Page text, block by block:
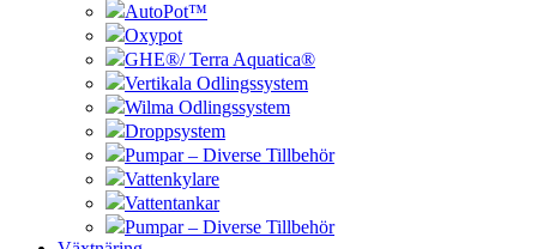
AutoPot™
Oxypot
GHE®/ Terra Aquatica®
Vertikala Odlingssystem
Wilma Odlingssystem
Droppsystem
Pumpar – Diverse Tillbehör
Vattenkylare
Vattentankar
Pumpar – Diverse Tillbehör